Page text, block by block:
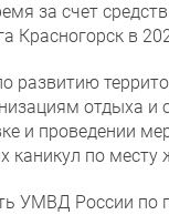
за счет
Красногорск в
развитию
отдыха и
и проведении
каникул по месту
УМВД России по